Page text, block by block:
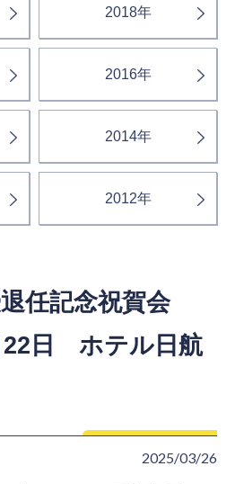
2018年
2016年
2014年
2012年
任記念祝賀会
22日 ホテル日航
2025/03/26